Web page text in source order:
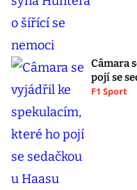
Câmara
pojí se
F1 Sport